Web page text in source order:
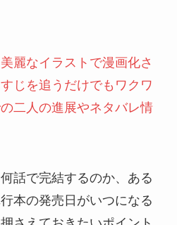
麗なイラストで漫画化さ
じを追うだけでもワクワ
二人の進展やネタバレ情
話で完結するのか、ある
本の発売日がいつになる